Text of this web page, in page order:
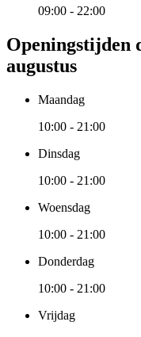
09:00 - 22:00
Openingstijden
augustus
Maandag
10:00 - 21:00
Dinsdag
10:00 - 21:00
Woensdag
10:00 - 21:00
Donderdag
10:00 - 21:00
Vrijdag